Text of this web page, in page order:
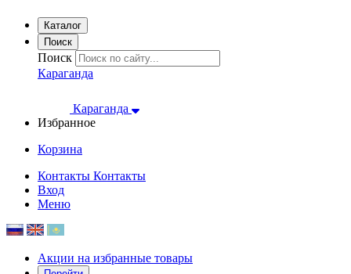
Каталог
Поиск
Поиск
Караганда
Караганда
Избранное
Корзина
Контакты Контакты
Вход
Меню
Акции на избранные товары